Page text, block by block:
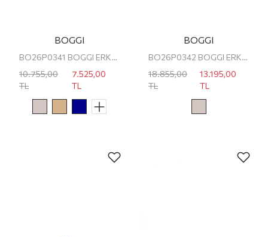
BOGGI
BO26P0341 BOGGI ERKEK SNEAKER
10.755,00
TL
7.525,00
TL
BOGGI
BO26P0342 BOGGI ERKEK SNEAKER
18.855,00
TL
13.195,00
TL